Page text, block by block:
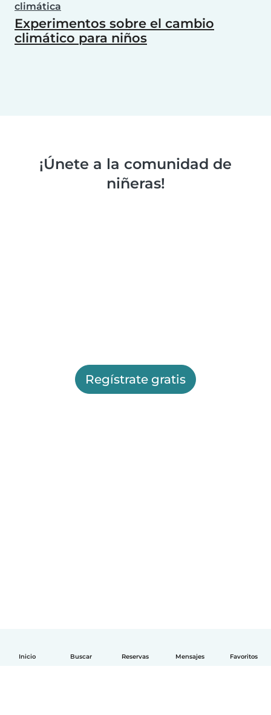
Inicio Buscar Reservas Mensajes Favoritos
climática
Experimentos sobre el cambio
climático para niños
¡Únete a la comunidad de
niñeras!
Regístrate gratis